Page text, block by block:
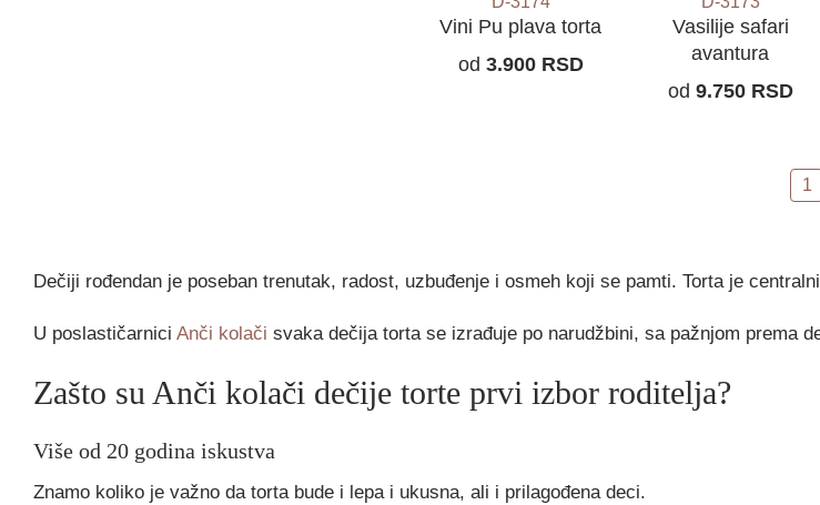
Vini Pu plava torta
od 3.900 RSD
Vasilije safari
avantura
od 9.750 RSD
1
Dečiji rođendan je poseban trenutak, radost, uzbuđenje i osmeh koji se pamti. Torta je
U poslastičarnici Anči kolači svaka dečija torta se izrađuje po narudžbini, sa pažnjom prema
Zašto su Anči kolači dečije torte prvi izbor roditelja?
Više od 20 godina iskustva
Znamo koliko je važno da torta bude i lepa i ukusna, ali i prilagođena deci.